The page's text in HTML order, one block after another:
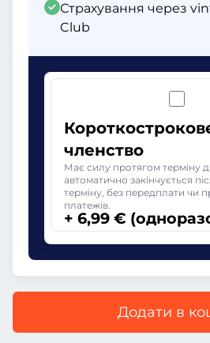
Страхування через
Club
членство
Має силу протягом терміну
автоматично закінчується
терміну, без передплати чи
платежів.
+ 6,99 €
Додати в